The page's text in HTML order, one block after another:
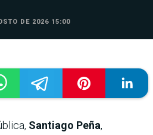
DE 2026 15:00
Santiago Peña,